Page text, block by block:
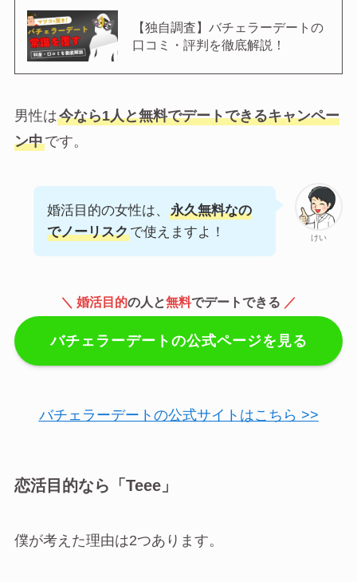
【独自調査】バチェラーデートの
口コミ・評判を徹底解説！
男性は今なら1人と無料でデートできるキャンペー
ン中です。
けい
婚活目的の女性は、
永久無料なの
でノーリスクで使えますよ！
＼ 婚活目的の人と無料でデートできる ／
バチェラーデートの公式ページを見る
バチェラーデートの公式サイトはこちら >>
恋活目的なら「Teee」
僕が考えた理由は2つあります。